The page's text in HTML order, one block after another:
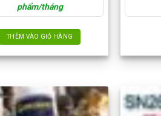
phẩm/tháng
THÊM VÀO GIỎ HÀNG